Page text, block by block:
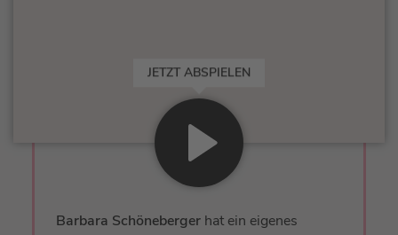
JETZT ABSPIELEN
Barbara Schöneberger hat ein eigenes